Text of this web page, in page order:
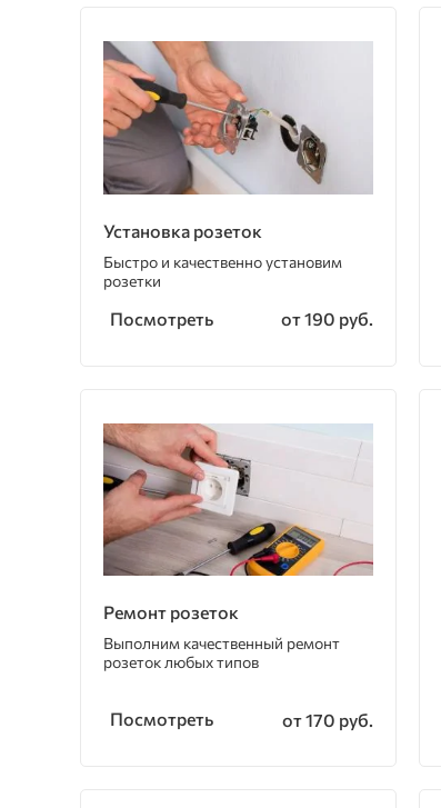
Установка розеток
Быстро и качественно установим
розетки
Посмотреть от 190 руб.
Ремонт розеток
Выполним качественный ремонт
розеток любых типов
Посмотреть от 170 руб.